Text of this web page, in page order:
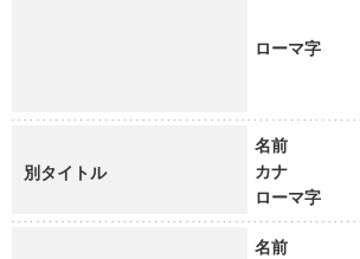
ローマ字
別タイトル
名前
カナ
ローマ字
名前